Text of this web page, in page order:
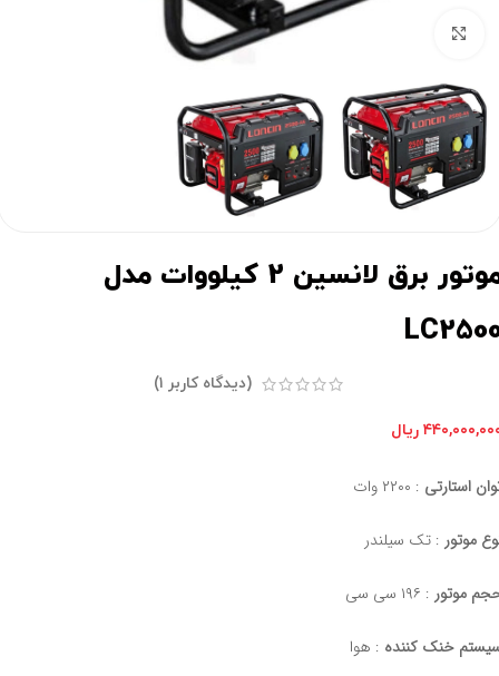
برای بزرگنمایی کلیک کنید
موتور برق لانسین 2 کیلووات مدل
(دیدگاه کاربر ۱)
ریال
استارتی : ۲۲۰۰ وات
موتور : تک سیلندر
موتور : ۱۹۶ سی سی
خنک کننده : هوا